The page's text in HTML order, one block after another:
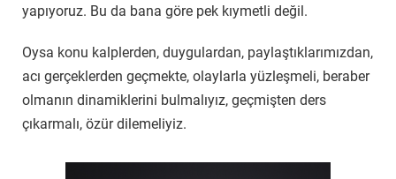
yapıyoruz. Bu da bana göre pek kıymetli değil.
Oysa konu kalplerden, duygulardan, paylaştıklarımızdan,
acı gerçeklerden geçmekte, olaylarla yüzleşmeli, beraber
olmanın dinamiklerini bulmalıyız, geçmişten ders
çıkarmalı, özür dilemeliyiz.